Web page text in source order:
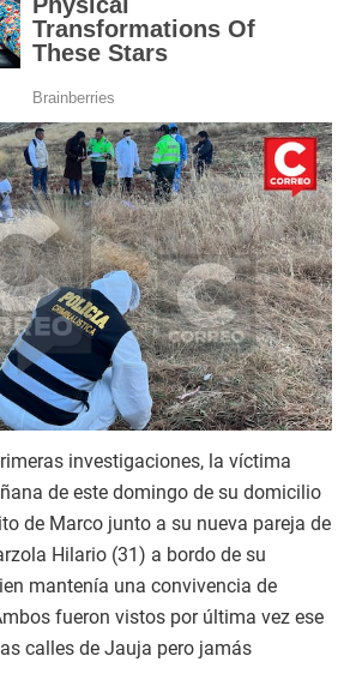
investigaciones, la víctima
de este domingo de su domicilio
de Marco junto a su nueva pareja de
Hilario (31) a bordo de su
mantenía una convivencia de
fueron vistos por última vez ese
calles de Jauja pero jamás